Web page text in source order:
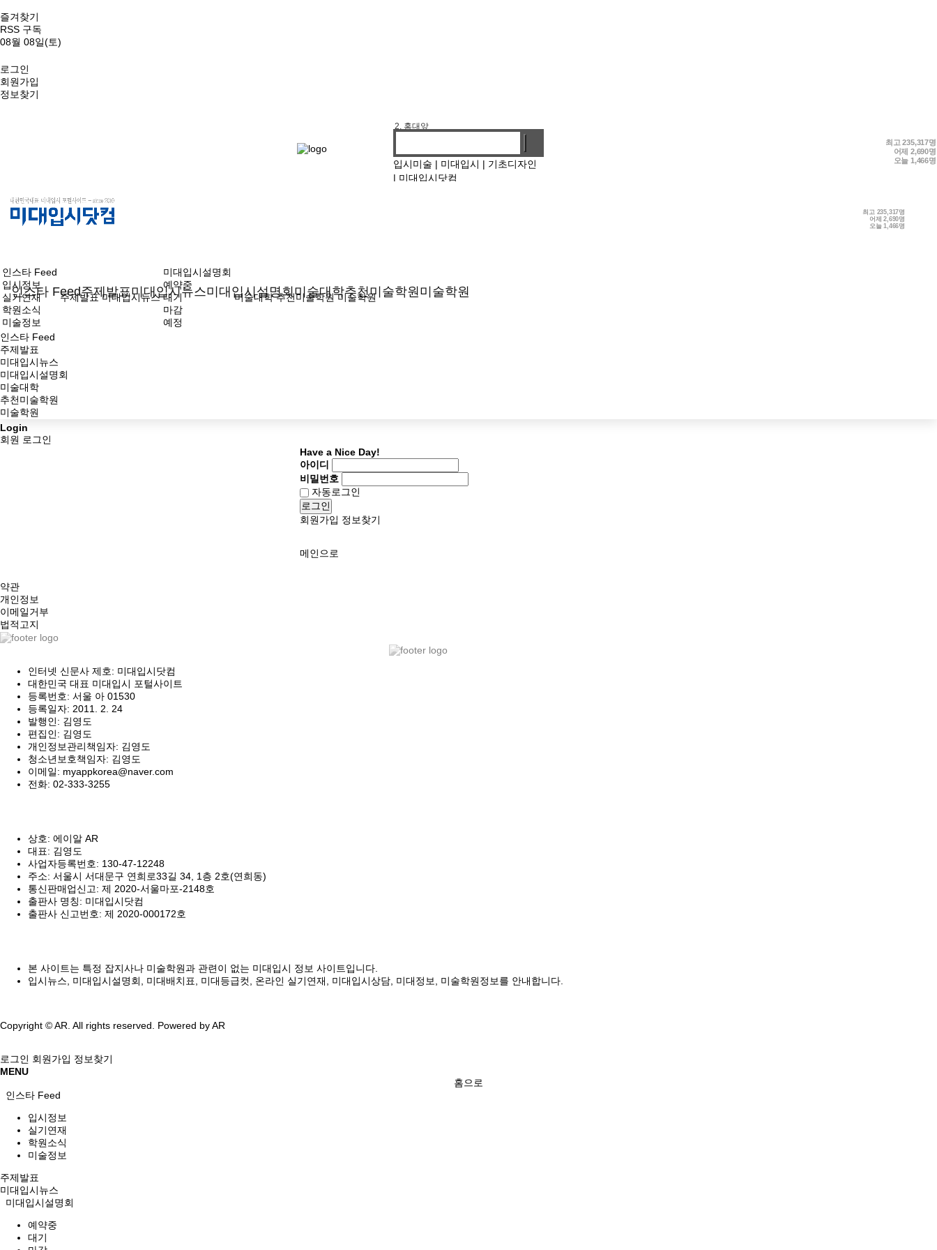
즐겨찾기
RSS 구독
08월 08일(토)
로그인
회원가입
정보찾기
최고235,317명
어제 2,690명
오늘 1,466명
2. 홍대앞
4. 선릉
입시미술 | 미대입시 | 기초디자인
| 미대입시닷컴
최고 235,317명
어제2,690명
오늘1,466명
인스타 Feed주제발표미대입시뉴스미대입시설명회미술대학추천미술학원 미술학원
인스타 Feed
입시정보
실기연재
학원소식
미술정보
주제발표 미대입시뉴스
미대입시설명회
예약중
대기
마감
예정
미술대학 추천미술학원 미술학원
인스타 Feed
주제발표
미대입시뉴스
미대입시설명회
미술대학
추천미술학원
미술학원
Login
회원 로그인
Have a Nice Day!
아이디
비밀번호
자동로그인
로그인
회원가입 정보찾기
메인으로
약관
개인정보
이메일거부
법적고지
인터넷 신문사 제호: 미대입시닷컴
대한민국 대표 미대입시 포털사이트
등록번호: 서울 아 01530
등록일자: 2011. 2. 24
발행인: 김영도
편집인: 김영도
개인정보관리책임자: 김영도
청소년보호책임자: 김영도
이메일: myappkorea@naver.com
전화: 02-333-3255
상호: 에이알 AR
대표: 김영도
사업자등록번호: 130-47-12248
주소: 서울시 서대문구 연희로33길 34, 1층 2호(연희동)
통신판매업신고: 제 2020-서울마포-2148호
출판사 명칭: 미대입시닷컴
출판사 신고번호: 제 2020-000172호
본 사이트는 특정 잡지사나 미술학원과 관련이 없는 미대입시 정보 사이트입니다.
입시뉴스, 미대입시설명회, 미대배치표, 미대등급컷, 온라인 실기연재, 미대입시상담, 미대정보, 미술학원정보를 안내합니다.
Copyright © AR. All rights reserved. Powered by AR
로그인 회원가입 정보찾기
MENU
홈으로
인스타 Feed
입시정보
실기연재
학원소식
미술정보
주제발표
미대입시뉴스
미대입시설명회
예약중
대기